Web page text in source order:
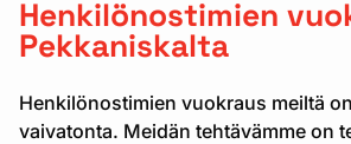
Henkilönostimien
Pekkaniskalta
Henkilönostimien vuokraus meiltä
vaivatonta. Meidän tehtävämme on